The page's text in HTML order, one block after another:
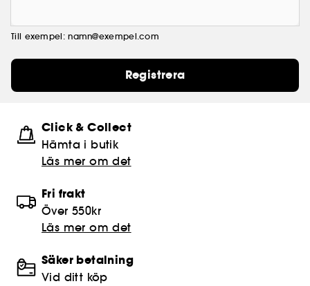
Till exempel: namn@exempel.com
Registrera
Click & Collect
Hämta i butik​
Läs mer om det
Fri frakt
Över 550kr
Läs mer om det
Säker betalning
Vid ditt köp